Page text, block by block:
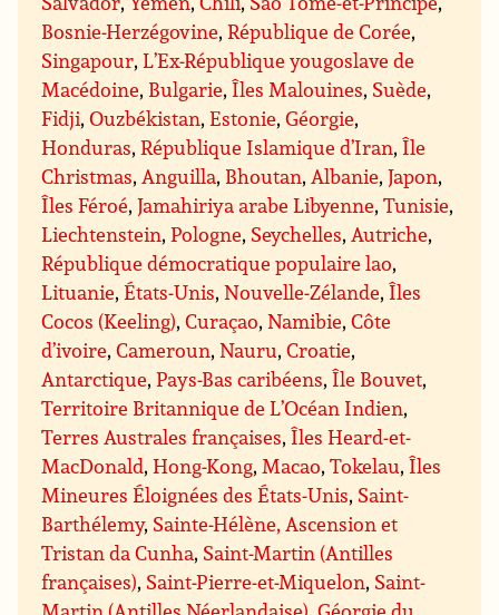
Bosnie-Herzégovine,République de Corée,
Singapour,L’Ex-République yougoslave de
Macédoine, Bulgarie,Îles Malouines, Suède,
Fidji,Ouzbékistan,Estonie,Géorgie,
Honduras,République Islamique d’Iran,Île
Christmas,Anguilla, Bhoutan,Albanie,Japon,
Îles Féroé,Jamahiriya arabe Libyenne,Tunisie,
Liechtenstein,Pologne, Seychelles,Autriche,
République démocratique populaire lao,
Lituanie,États-Unis,Nouvelle-Zélande,Îles
Cocos (Keeling),Curaçao,Namibie,Côte
d’ivoire,Cameroun,Nauru,Croatie,
Antarctique,Pays-Bas caribéens,Île Bouvet,
Territoire Britannique de L’Océan Indien,
Terres Australes françaises,Îles Heard-et-
MacDonald,Hong-Kong,Macao,Tokelau,Îles
Mineures Éloignées des États-Unis, Saint-
Barthélemy, Sainte-Hélène, Ascension et
Tristan da Cunha, Saint-Martin (Antilles
françaises), Saint-Pierre-et-Miquelon, Saint-